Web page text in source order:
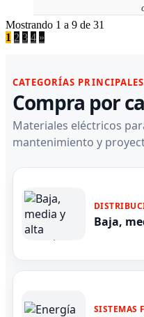
Mostrando 1 a 9 de 31
1 2 3 4 »
CATEGORÍAS PRINCIPALES
Compra por
Materiales eléctricos
mantenimiento y
Baja,
SISTEMAS